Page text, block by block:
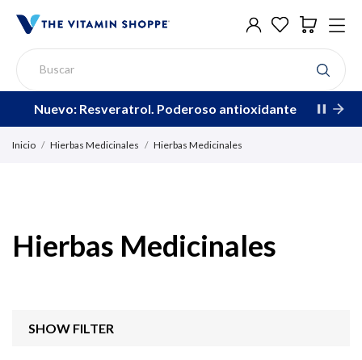
Nuevo: Resveratrol. Poderoso antioxidante
Inicio Hierbas Medicinales Hierbas Medicinales
Hierbas Medicinales
SHOW FILTER